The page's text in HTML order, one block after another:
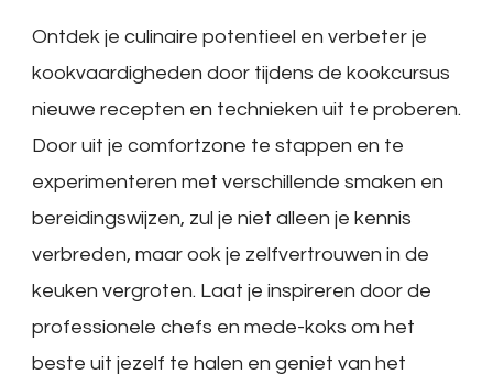
Ontdek je culinaire potentieel en verbeter je
kookvaardigheden door tijdens de kookcursus
nieuwe recepten en technieken uit te proberen.
Door uit je comfortzone te stappen en te
experimenteren met verschillende smaken en
bereidingswijzen, zul je niet alleen je kennis
verbreden, maar ook je zelfvertrouwen in de
keuken vergroten. Laat je inspireren door de
professionele chefs en mede-koks om het
beste uit jezelf te halen en geniet van het